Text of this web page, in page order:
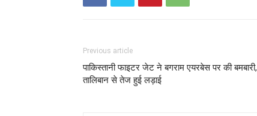
Previous article
पाकिस्तानी फाइटर जेट ने बगराम एयरबेस पर की बमबारी,
तालिबान से तेज हुई लड़ाई